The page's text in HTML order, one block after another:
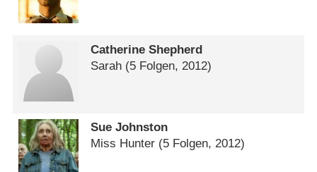
Catherine Shepherd
Sarah (5 Folgen, 2012)
Sue Johnston
Miss Hunter (5 Folgen, 2012)